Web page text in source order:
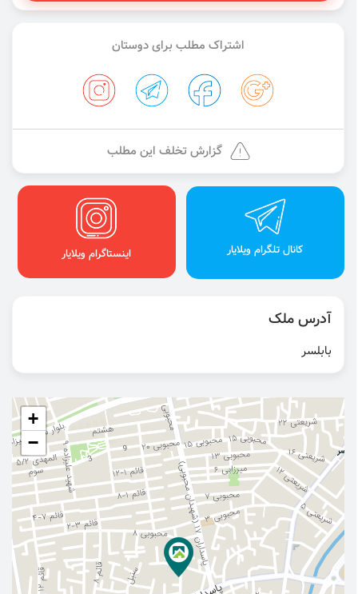
اشتراک مطلب برای دوستان
گزارش تخلف این مطلب
کانال تلگرام ویلایار اینستاگرام ویلایار
آدرس ملک
بابلسر
+
−